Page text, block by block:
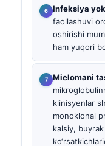
Infeksiya
faollashuvi
oshirishi
ham yuqori
Mielomani
klinisyenlar
monoklonal
kalsiy,